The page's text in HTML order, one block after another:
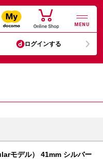
MENU
ログインする
モデル） 41mm シルバー